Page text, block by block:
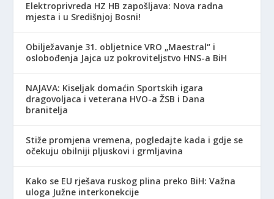
Elektroprivreda HZ HB zapošljava: Nova radna
mjesta i u Središnjoj Bosni!
Obilježavanje 31. obljetnice VRO „Maestral“ i
oslobođenja Jajca uz pokroviteljstvo HNS-a BiH
NAJAVA: Kiseljak domaćin Sportskih igara
dragovoljaca i veterana HVO-a ŽSB i Dana
branitelja
Stiže promjena vremena, pogledajte kada i gdje se
očekuju obilniji pljuskovi i grmljavina
Kako se EU rješava ruskog plina preko BiH: Važna
uloga Južne interkonekcije